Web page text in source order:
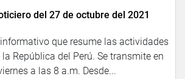
del 27 de octubre del 2021
que resume las actividades
República del Perú. Se transmite en
a las 8 a.m. Desde...